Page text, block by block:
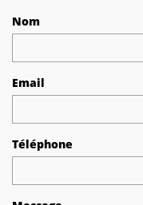
Nom
Email
Téléphone